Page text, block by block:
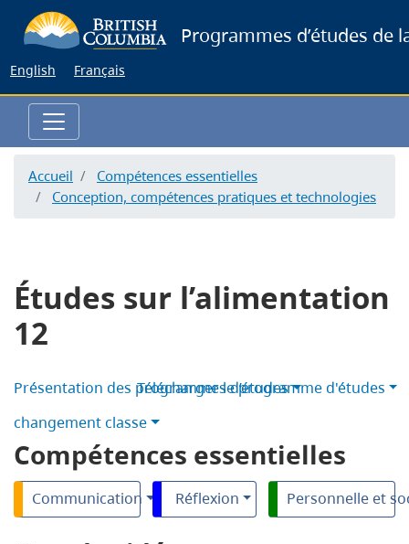
to
Programmes d’études de
English Français
Accueil
Compétences essentielles
Conception, compétences pratiques et technologies
Études sur l’alimentation
12
Télécharger le programme d'études
Présentation des programmes d’études
changement classe
Compétences essentielles
Communication Réflexion Personnelle et